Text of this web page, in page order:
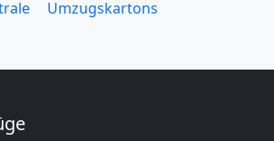
Umzugskartons